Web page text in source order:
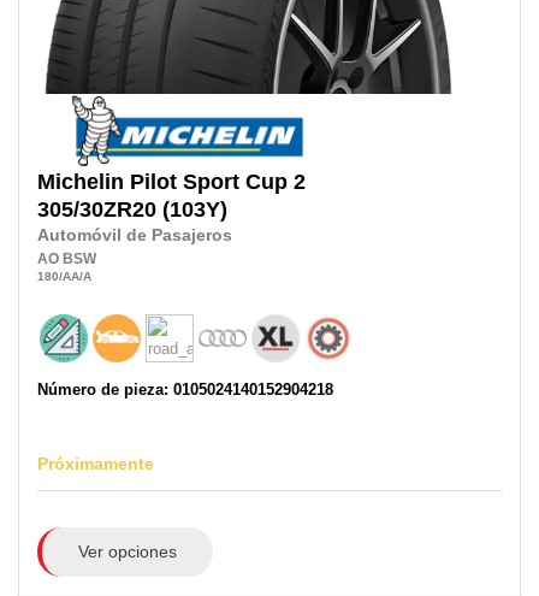
Michelin Pilot Sport Cup 2
305/30ZR20 (103Y)
Automóvil de Pasajeros
AO BSW
180/AA/A
Número de pieza: 0105024140152904218
Próximamente
Ver opciones